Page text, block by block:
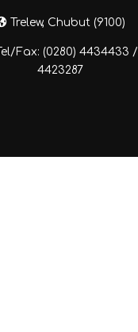
Trelew, Chubut (9100)
Fax: (0280) 4434433 /
4423287